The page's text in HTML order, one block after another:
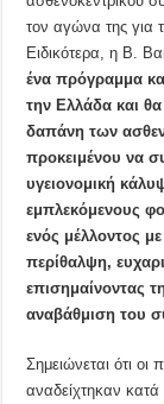
τον αγώνα της για
Ειδικότερα, η Β.
ένα πρόγραμμα
την Ελλάδα και θα
δαπάνη των
προκειμένου να
υγειονομική
εμπλεκόμενους
ενός μέλλοντος
περίθαλψη,
επισημαίνοντας
αναβάθμιση του
Σημειώνεται ότι
αναδείχτηκαν